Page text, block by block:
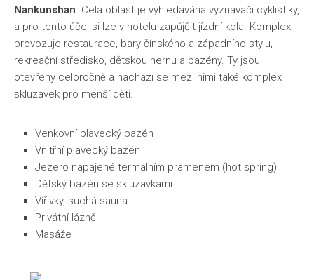
Nankunshan. Celá oblast je vyhledávána vyznavači cyklistiky,
a pro tento účel si lze v hotelu zapůjčit jízdní kola. Komplex
provozuje restaurace, bary čínského a západního stylu,
rekreační středisko, dětskou hernu a bazény. Ty jsou
otevřeny celoročně a nachází se mezi nimi také komplex
skluzavek pro menší děti.
Venkovní plavecký bazén
Vnitřní plavecký bazén
Jezero napájené termálním pramenem (hot spring)
Dětský bazén se skluzavkami
Vířivky, suchá sauna
Privátní lázně
Masáže